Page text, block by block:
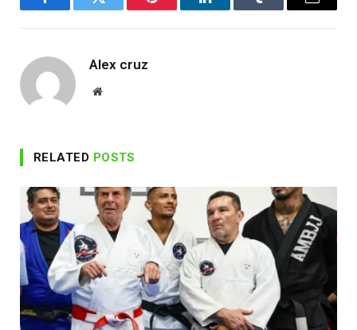
FacebookTwitter Pinterest LinkedInTumblr Email
Alex cruz
Website
RELATED POSTS